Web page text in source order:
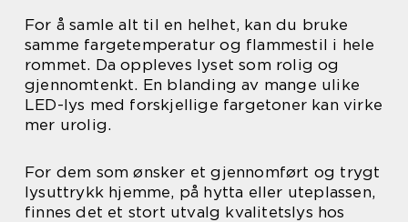
For å samle alt til en helhet, kan du bruke
samme fargetemperatur og flammestil i hele
rommet. Da oppleves lyset som rolig og
gjennomtenkt. En blanding av mange ulike
LED-lys med forskjellige fargetoner kan virke
mer urolig.
For dem som ønsker et gjennomført og trygt
lysuttrykk hjemme, på hytta eller uteplassen,
finnes det et stort utvalg kvalitetslys hos